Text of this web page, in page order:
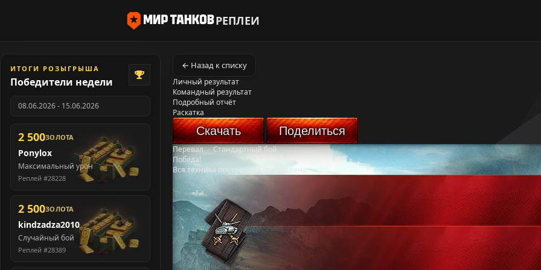
РЕПЛЕИ
ИТОГИ РОЗЫГРЫША
Победители недели
08.06.2026 - 15.06.2026
2 500ЗОЛОТА
Ponylox
Максимальный урон
Реплей #28228
2 500ЗОЛОТА
kindzadza2010
Случайный бой
Реплей #28389
← Назад к списку
Личный результат
Командный результат
Подробный отчёт
Раскатка
Скачать Поделиться
Перевал-Стандартный бой
Победа!
Вся техника противника уничтожена